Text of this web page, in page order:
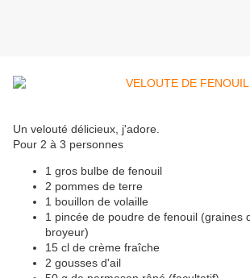
Un velouté délicieux, j'adore.
Pour 2 à 3 personnes
1 gros bulbe de fenouil
2 pommes de terre
1 bouillon de volaille
1 pincée de poudre de fenouil (graines
broyeur)
15 cl de crème fraîche
2 gousses d'ail